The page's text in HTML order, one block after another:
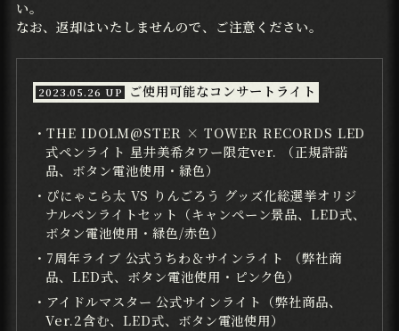
い。
なお、返却はいたしませんので、ご注意ください。
ご使用可能なコンサートライト
・THE IDOLM@STER × TOWER RECORDS LED
式ペンライト 星井美希タワー限定ver. （正規許諾
品、ボタン電池使用・緑色）
・ぴにゃこら太 VS りんごろう グッズ化総選挙オリジ
ナルペンライトセット（キャンペーン景品、LED式、
ボタン電池使用・緑色/赤色）
・7周年ライブ 公式うちわ＆サインライト （弊社商
品、LED式、ボタン電池使用・ピンク色）
・アイドルマスター 公式サインライト（弊社商品、
Ver.2含む、LED式、ボタン電池使用）